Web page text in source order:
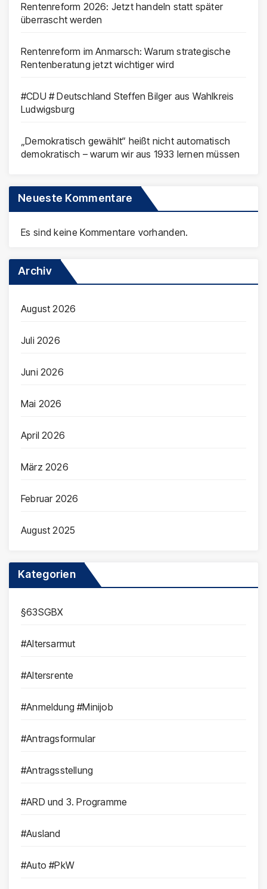
Rentenreform 2026: Jetzt handeln statt später
überrascht werden
Rentenreform im Anmarsch: Warum strategische
Rentenberatung jetzt wichtiger wird
#CDU # Deutschland Steffen Bilger aus Wahlkreis
Ludwigsburg
„Demokratisch gewählt“ heißt nicht automatisch
demokratisch – warum wir aus 1933 lernen müssen
Neueste Kommentare
Es sind keine Kommentare vorhanden.
Archiv
August 2026
Juli 2026
Juni 2026
Mai 2026
April 2026
März 2026
Februar 2026
August 2025
Kategorien
§63SGBX
#Altersarmut
#Altersrente
#Anmeldung #Minijob
#Antragsformular
#Antragsstellung
#ARD und 3. Programme
#Ausland
#Auto #PkW